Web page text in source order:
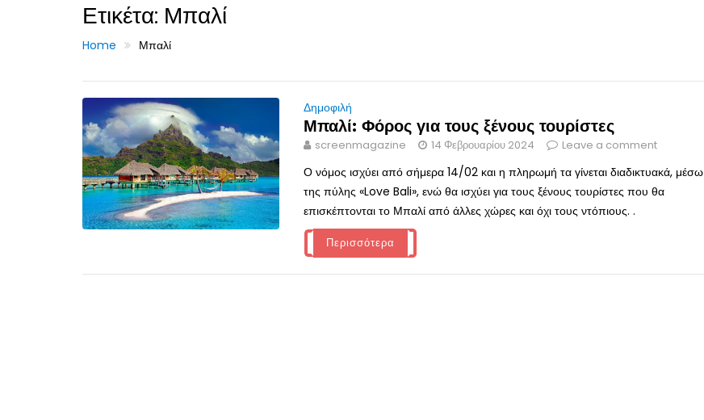
Ετικέτα: Μπαλί
Home Μπαλί
Δημοφιλή
Μπαλί: Φόρος για τους ξένους τουρίστες
screenmagazine 14 Φεβρουαρίου 2024 Leave a comment
Ο νόμος ισχύει από σήμερα 14/02 και η πληρωμή τα γίνεται διαδικτυακά, μέσω
της πύλης «Love Bali», ενώ θα ισχύει για τους ξένους τουρίστες που θα
επισκέπτονται το Μπαλί από άλλες χώρες και όχι τους ντόπιους. .
Περισσότερα